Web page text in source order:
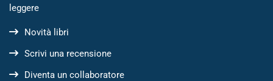
leggere
Novità libri
Scrivi una recensione
Diventa un collaboratore